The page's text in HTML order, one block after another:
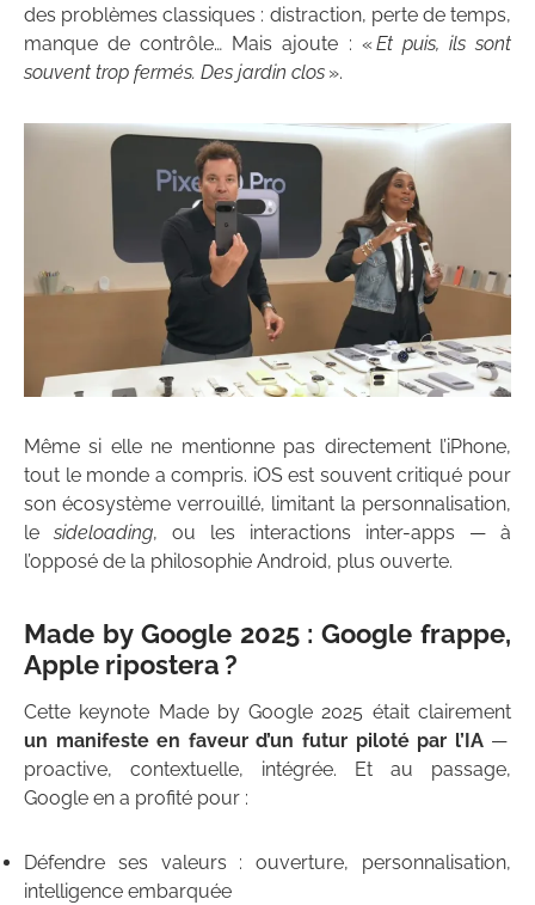
des problèmes classiques : distraction, perte de temps,
manque de contrôle… Mais ajoute : «Et puis, ils sont
souvent trop fermés. Des jardin clos ».
Même si elle ne mentionne pas directement l’iPhone,
tout le monde a compris. iOS est souvent critiqué pour
son écosystème verrouillé, limitant la personnalisation,
le sideloading, ou les interactions inter-apps — à
l’opposé de la philosophie Android, plus ouverte.
Made by Google 2025 : Google frappe,
Apple ripostera ?
Cette keynote Made by Google 2025 était clairement
un manifeste en faveur d’un futur piloté par l’IA—
proactive, contextuelle, intégrée. Et au passage,
Google en a profité pour :
Défendre ses valeurs : ouverture, personnalisation,
intelligence embarquée